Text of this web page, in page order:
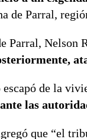
de Parral,
Parral,
de la
las
que “el